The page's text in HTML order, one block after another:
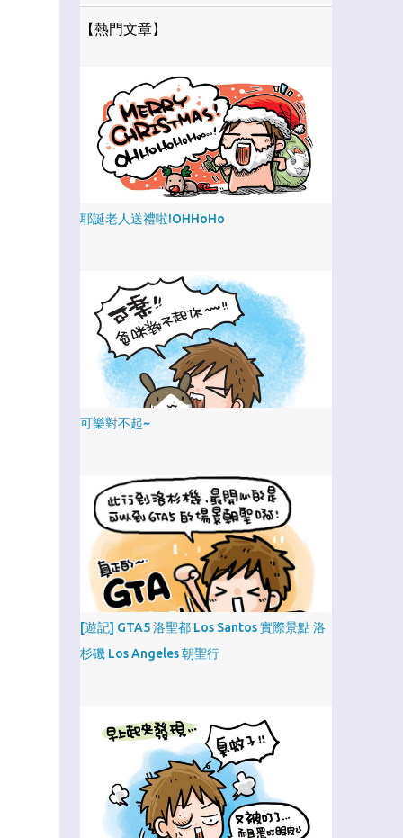
【熱門文章】
耶誕老人送禮啦!OHHoHo
可樂對不起~
[遊記] GTA5 洛聖都 Los Santos 實際景點 洛
杉磯 Los Angeles 朝聖行